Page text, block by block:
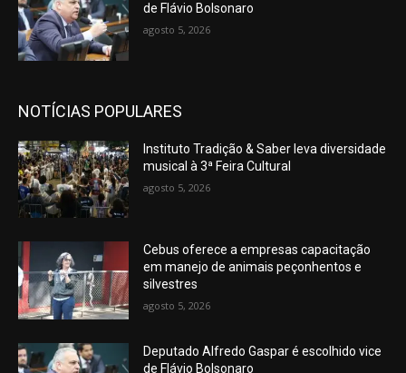
de Flávio Bolsonaro
agosto 5, 2026
NOTÍCIAS POPULARES
Instituto Tradição & Saber leva diversidade
musical à 3ª Feira Cultural
agosto 5, 2026
Cebus oferece a empresas capacitação
em manejo de animais peçonhentos e
silvestres
agosto 5, 2026
Deputado Alfredo Gaspar é escolhido vice
de Flávio Bolsonaro